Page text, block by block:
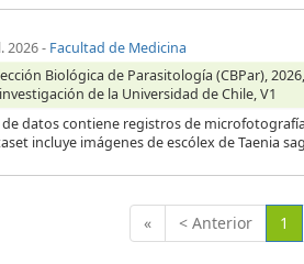
2026- Facultad de Medicina
Biológica de Parasitología (CBPar),
de la Universidad de Chile, V1
datos contiene registros de
incluye imágenes de escólex de Taenia
« < Anterior 1